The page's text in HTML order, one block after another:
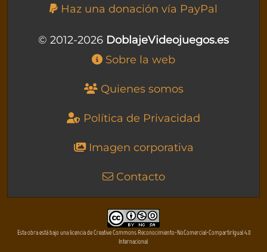
Haz una donación vía PayPal
© 2012-2026 DoblajeVideojuegos.es
Sobre la web
Quienes somos
Política de Privacidad
Imagen corporativa
Contacto
Esta obra está bajo una licencia de Creative Commons Reconocimiento-NoComercial-CompartirIgual 4.0
Internacional